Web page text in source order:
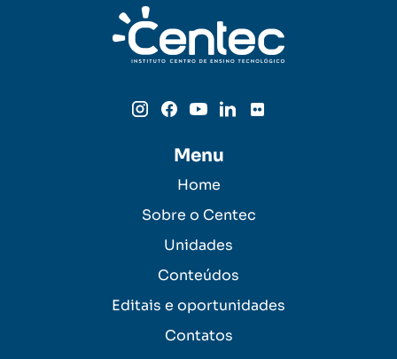
Menu
Home
Sobre o Centec
Unidades
Conteúdos
Editais e oportunidades
Contatos